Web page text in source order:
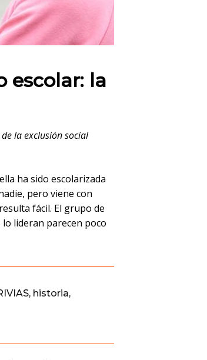
escolar: la
la exclusión social
ha sido escolarizada
pero viene con
fácil. El grupo de
lideran parecen poco
historia,